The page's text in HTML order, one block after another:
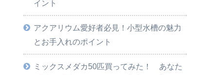
イント
アクアリウム愛好者必見！小型水槽の魅力
とお手入れのポイント
ミックスメダカ50匹買ってみた！ あなた